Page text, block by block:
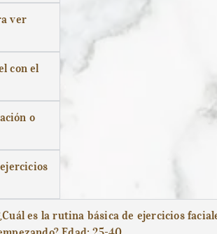
ver
con el
o
es la rutina básica de ejercicios